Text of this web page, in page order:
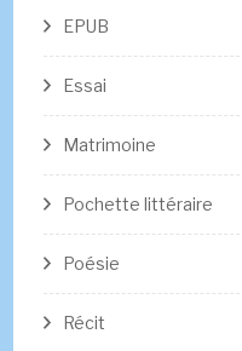
EPUB
Essai
Matrimoine
Pochette littéraire
Poésie
Récit